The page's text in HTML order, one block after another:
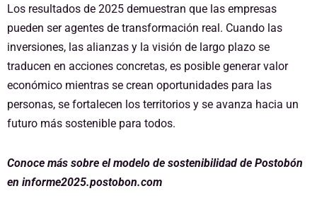
Los resultados de 2025 demuestran que las empresas
pueden ser agentes de transformación real. Cuando las
inversiones, las alianzas y la visión de largo plazo se
traducen en acciones concretas, es posible generar valor
económico mientras se crean oportunidades para las
personas, se fortalecen los territorios y se avanza hacia un
futuro más sostenible para todos.
Conoce más sobre el modelo de sostenibilidad de Postobón
en informe2025.postobon.com